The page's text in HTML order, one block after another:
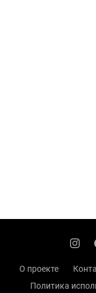
О проекте
Политика